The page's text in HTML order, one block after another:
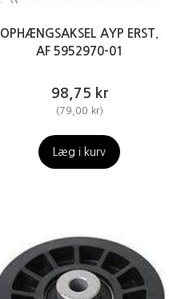
OPHÆNGSAKSEL AYP ERST.
AF 5952970-01
98,75 kr
(79,00 kr)
Læg i kurv